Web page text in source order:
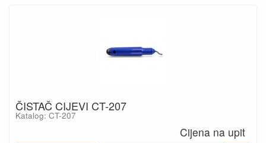
ČISTAČ CIJEVI CT-207
Katalog: CT-207
Cijena na upit